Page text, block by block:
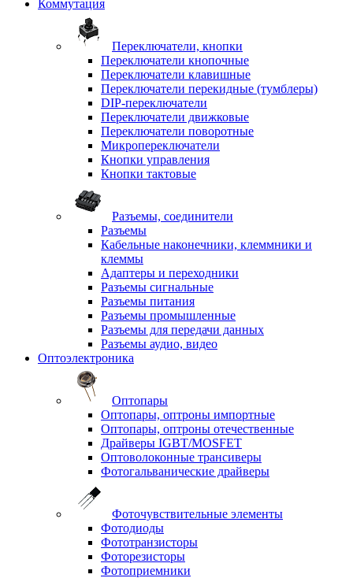
Коммутация
Переключатели, кнопки
Переключатели кнопочные
Переключатели клавишные
Переключатели перекидные (тумблеры)
DIP-переключатели
Переключатели движковые
Переключатели поворотные
Микропереключатели
Кнопки управления
Кнопки тактовые
Разъемы, соединители
Разъемы
Кабельные наконечники, клеммники и
клеммы
Адаптеры и переходники
Разъемы сигнальные
Разъемы питания
Разъемы промышленные
Разъемы для передачи данных
Разъемы аудио, видео
Оптоэлектроника
Оптопары
Оптопары, оптроны импортные
Оптопары, оптроны отечественные
Драйверы IGBT/MOSFET
Оптоволоконные трансиверы
Фотогальванические драйверы
Фоточувствительные элементы
Фотодиоды
Фототранзисторы
Фоторезисторы
Фотоприемники